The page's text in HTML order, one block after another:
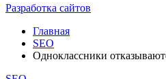
Разработка сайтов
Главная
SEO
Одноклассники